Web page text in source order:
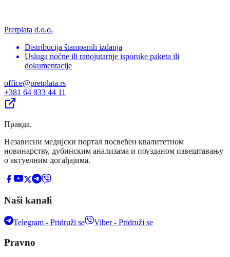
Pretplata d.o.o.
Distribucija štampanih izdanja
Usluga noćne ili ranojutarnje isporuke paketa ili
dokumentacije
office@pretplata.rs
+381 64 833 44 11
Правда.
Независни медијски портал посвећен квалитетном
новинарству, дубинским анализама и поузданом извештавању
о актуелним догађајима.
Naši kanali
Telegram - Pridruži se Viber - Pridruži se
Pravno